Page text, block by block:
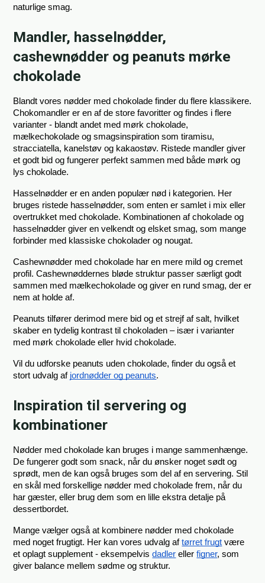
naturlige smag.
Mandler, hasselnødder,
cashewnødder og peanuts mørke
chokolade
Blandt vores nødder med chokolade finder du flere klassikere.
Chokomandler er en af de store favoritter og findes i flere
varianter - blandt andet med mørk chokolade,
mælkechokolade og smagsinspiration som tiramisu,
stracciatella, kanelstøv og kakaostøv. Ristede mandler giver
et godt bid og fungerer perfekt sammen med både mørk og
lys chokolade.
Hasselnødder er en anden populær nød i kategorien. Her
bruges ristede hasselnødder, som enten er samlet i mix eller
overtrukket med chokolade. Kombinationen af chokolade og
hasselnødder giver en velkendt og elsket smag, som mange
forbinder med klassiske chokolader og nougat.
Cashewnødder med chokolade har en mere mild og cremet
profil. Cashewnøddernes bløde struktur passer særligt godt
sammen med mælkechokolade og giver en rund smag, der er
nem at holde af.
Peanuts tilfører derimod mere bid og et strejf af salt, hvilket
skaber en tydelig kontrast til chokoladen – især i varianter
med mørk chokolade eller hvid chokolade.
Vil du udforske peanuts uden chokolade, finder du også et
stort udvalg af jordnødder og peanuts.
Inspiration til servering og
kombinationer
Nødder med chokolade kan bruges i mange sammenhænge.
De fungerer godt som snack, når du ønsker noget sødt og
sprødt, men de kan også bruges som del af en servering. Stil
en skål med forskellige nødder med chokolade frem, når du
har gæster, eller brug dem som en lille ekstra detalje på
dessertbordet.
Mange vælger også at kombinere nødder med chokolade
med noget frugtigt. Her kan vores udvalg af tørret frugt være
et oplagt supplement - eksempelvis dadler eller figner, som
giver balance mellem sødme og struktur.